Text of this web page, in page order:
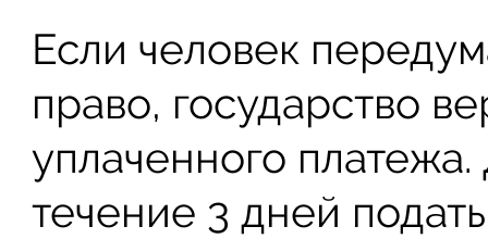
Если человек
право, государство
уплаченного платежа.
течение 3 дней